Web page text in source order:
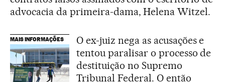
advocacia da primeira-dama, Helena Witzel.
MAIS INFORMAÇÕES
O ex-juiz nega as acusações e
tentou paralisar o processo de
destituição no Supremo
Tribunal Federal. O então